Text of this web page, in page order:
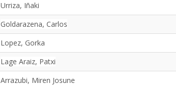
Urriza, Iñaki
Goldarazena, Carlos
Lopez, Gorka
Lage Araiz, Patxi
Arrazubi, Miren Josune